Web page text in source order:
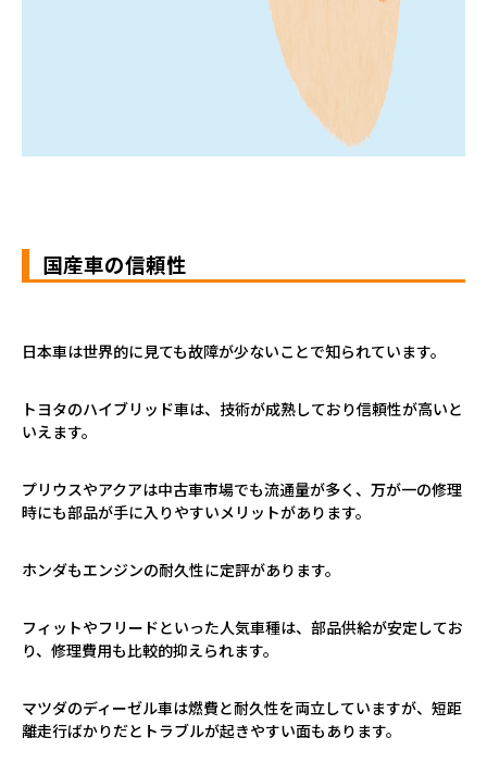
国産車の信頼性
日本車は世界的に見ても故障が少ないことで知られています。
トヨタのハイブリッド車は、技術が成熟しており信頼性が高いと
いえます。
プリウスやアクアは中古車市場でも流通量が多く、万が一の修理
時にも部品が手に入りやすいメリットがあります。
ホンダもエンジンの耐久性に定評があります。
フィットやフリードといった人気車種は、部品供給が安定してお
り、修理費用も比較的抑えられます。
マツダのディーゼル車は燃費と耐久性を両立していますが、短距
離走行ばかりだとトラブルが起きやすい面もあります。